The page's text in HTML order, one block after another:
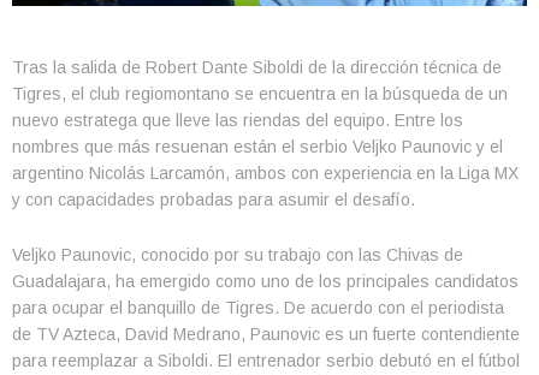
Tras la salida de Robert Dante Siboldi de la dirección técnica de
Tigres, el club regiomontano se encuentra en la búsqueda de un
nuevo estratega que lleve las riendas del equipo. Entre los
nombres que más resuenan están el serbio Veljko Paunovic y el
argentino Nicolás Larcamón, ambos con experiencia en la Liga MX
y con capacidades probadas para asumir el desafío.
Veljko Paunovic, conocido por su trabajo con las Chivas de
Guadalajara, ha emergido como uno de los principales candidatos
para ocupar el banquillo de Tigres. De acuerdo con el periodista
de TV Azteca, David Medrano, Paunovic es un fuerte contendiente
para reemplazar a Siboldi. El entrenador serbio debutó en el fútbol